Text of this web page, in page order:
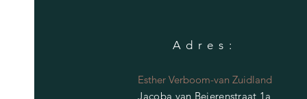
Adres:
Esther Verboom-van Zuidland
Jacoba van Beierenstraat 1a